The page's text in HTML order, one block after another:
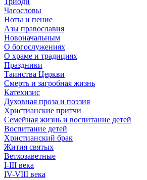
Часословы
Ноты и пение
Азы православия
Новоначальным
О богослужениях
О храме и традициях
Праздники
Таинства Церкви
Смерть и загробная жизнь
Катехизис
Духовная проза и поэзия
Христианские притчи
Семейная жизнь и воспитание детей
Воспитание детей
Христианский брак
Жития святых
Ветхозаветные
I-III века
IV-VIII века